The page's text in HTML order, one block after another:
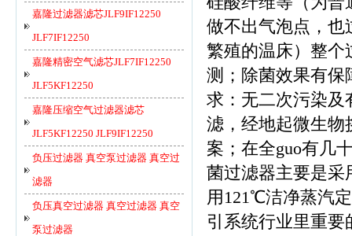
嘉隆过滤器滤芯JLF9IF12250
JLF7IF12250
嘉隆精密空气滤芯JLF7IF12250
JLF5KF12250
嘉隆压缩空气过滤器滤芯
JLF5KF12250 JLF9IF12250
负压过滤器 真空泵过滤器 真空过
滤器
负压真空过滤器 真空过滤器 真空
泵过滤器
做不出气泡点，也
繁殖的温床）整个
测；除菌效果有保
求：无二次污染及
滤，经地起微生物
案；在全guo有几
菌过滤器主要是采
用121℃洁净蒸汽
引系统行业里重要